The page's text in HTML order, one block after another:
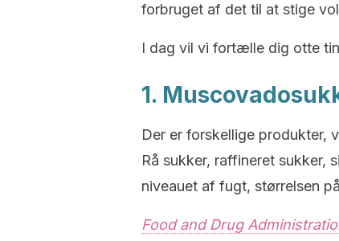
forbruget af det til at stige
I dag vil vi fortælle dig otte
1.
Der er forskellige produkter,
Rå sukker, raffineret sukker,
niveauet af fugt, størrelsen
Food and Drug